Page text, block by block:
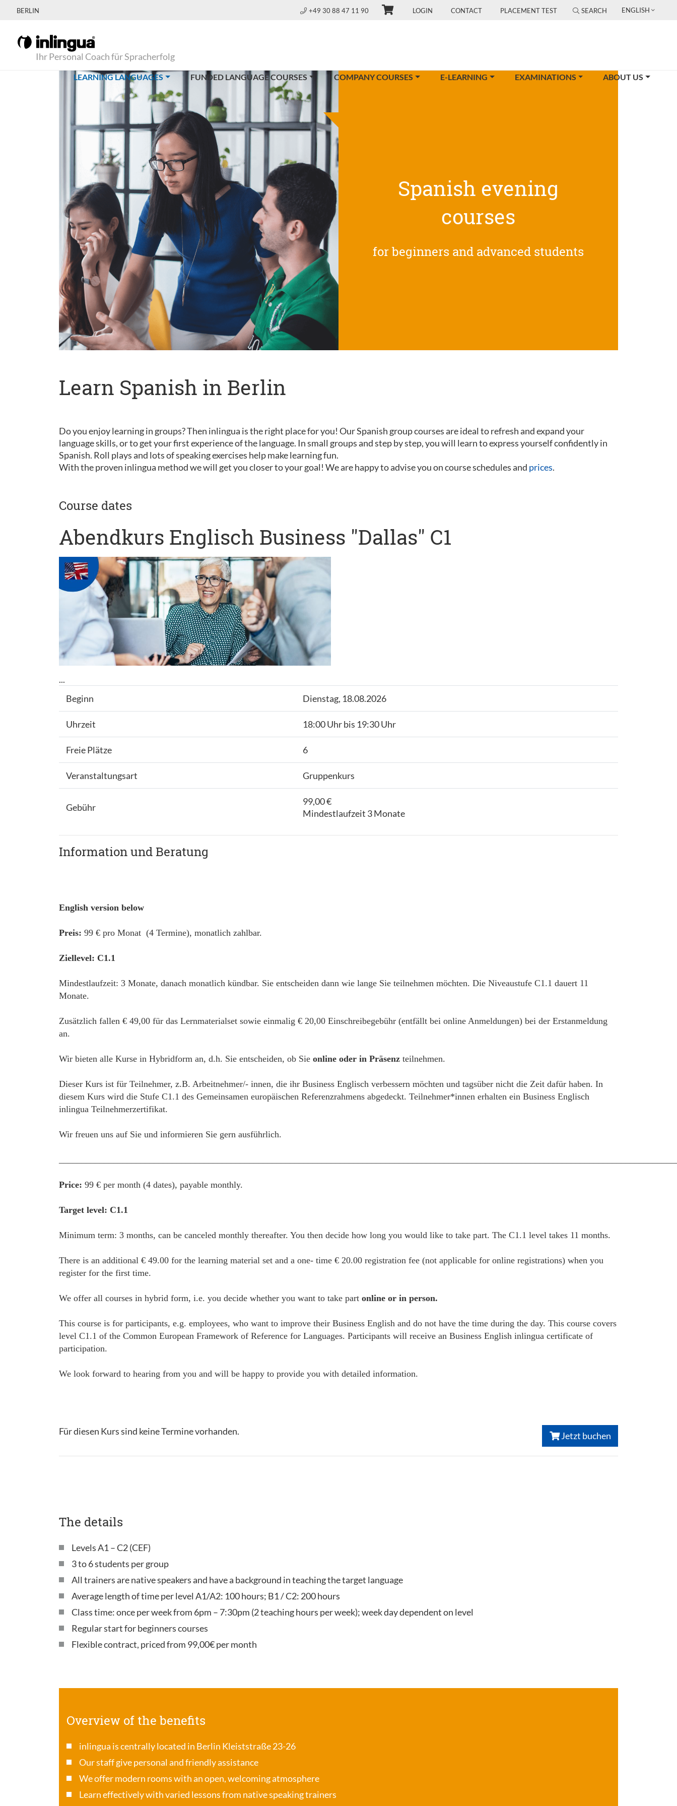
BERLIN +49 30 88 47 11 90 LOGIN CONTACT PLACEMENT TEST SEARCH ENGLISH
Ihr Personal Coach für Spracherfolg
LEARNING LANGUAGES(CURRENT)FUNDED LANGUAGE COURSES COMPANY COURSES E-LEARNING EXAMINATIONS ABOUT US
Spanish evening
courses
for beginners and advanced students
Learn Spanish in Berlin
Do you enjoy learning in groups? Then inlingua is the right place for you! Our Spanish group courses are ideal to refresh and expand your
language skills, or to get your first experience of the language. In small groups and step by step, you will learn to express yourself confidently in
Spanish. Roll plays and lots of speaking exercises help make learning fun.
With the proven inlingua method we will get you closer to your goal! We are happy to advise you on course schedules and prices.
Course dates
Abendkurs Englisch Business "Dallas" C1
...
Beginn
Dienstag, 18.08.2026
Uhrzeit 18:00 Uhr bis 19:30 Uhr
Freie Plätze 6
Veranstaltungsart Gruppenkurs
Gebühr
99,00 €
Mindestlaufzeit 3 Monate
Information und Beratung
English version below
Preis: 99 € pro Monat (4 Termine), monatlich zahlbar.
Ziellevel: C1.1
Mindestlaufzeit: 3 Monate, danach monatlich kündbar. Sie entscheiden dann wie lange Sie teilnehmen möchten. Die Niveaustufe C1.1 dauert 11
Monate.
Zusätzlich fallen € 49,00 für das Lernmaterialset sowie einmalig € 20,00 Einschreibegebühr (entfällt bei online Anmeldungen) bei der Erstanmeldung
an.
Wir bieten alle Kurse in Hybridform an, d.h. Sie entscheiden, ob Sie online oder in Präsenz teilnehmen.
Dieser Kurs ist für Teilnehmer, z.B. Arbeitnehmer/- innen, die ihr Business Englisch verbessern möchten und tagsüber nicht die Zeit dafür haben. In
diesem Kurs wird die Stufe C1.1 des Gemeinsamen europäischen Referenzrahmens abgedeckt. Teilnehmer*innen erhalten ein Business Englisch
inlingua Teilnehmerzertifikat.
Wir freuen uns auf Sie und informieren Sie gern ausführlich.
Price: 99 € per month (4 dates), payable monthly.
Target level: C1.1
Minimum term: 3 months, can be canceled monthly thereafter. You then decide how long you would like to take part. The C1.1 level takes 11 months.
There is an additional € 49.00 for the learning material set and a one- time € 20.00 registration fee (not applicable for online registrations) when you
register for the first time.
We offer all courses in hybrid form, i.e. you decide whether you want to take part online or in person.
This course is for participants, e.g. employees, who want to improve their Business English and do not have the time during the day. This course covers
level C1.1 of the Common European Framework of Reference for Languages. Participants will receive an Business English inlingua certificate of
participation.
We look forward to hearing from you and will be happy to provide you with detailed information.
Für diesen Kurs sind keine Termine vorhanden. Jetzt buchen
The details
Levels A1 – C2 (CEF)
3 to 6 students per group
All trainers are native speakers and have a background in teaching the target language
Average length of time per level A1/A2: 100 hours; B1 / C2: 200 hours
Class time: once per week from 6pm – 7:30pm (2 teaching hours per week); week day dependent on level
Regular start for beginners courses
Flexible contract, priced from 99,00€ per month
Overview of the benefits
inlingua is centrally located in Berlin Kleiststraße 23-26
Our staff give personal and friendly assistance
We offer modern rooms with an open, welcoming atmosphere
Learn effectively with varied lessons from native speaking trainers